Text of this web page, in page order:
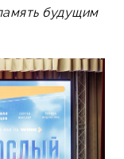
будущим